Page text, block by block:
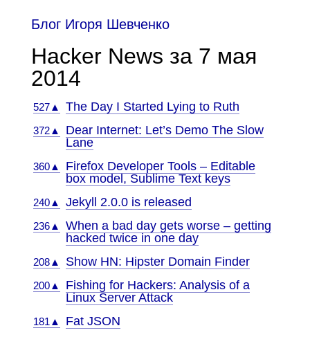
Блог Игоря Шевченко
Hacker News за 7 мая
2014
527▲ The Day I Started Lying to Ruth
372▲
Dear Internet: Let’s Demo The Slow
Lane
360▲
Firefox Developer Tools – Editable
box model, Sublime Text keys
240▲ Jekyll 2.0.0 is released
236▲
When a bad day gets worse – getting
hacked twice in one day
208▲ Show HN: Hipster Domain Finder
200▲
Fishing for Hackers: Analysis of a
Linux Server Attack
181▲ Fat JSON